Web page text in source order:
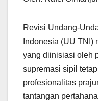
Revisi Undang-
Indonesia (UU TNI)
yang diinisiasi oleh
supremasi sipil
profesionalitas
tantangan